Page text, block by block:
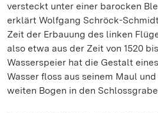
versteckt unter einer barocken
erklärt Wolfgang Schröck-
Zeit der Erbauung des linken
also etwa aus der Zeit von 1520 bis
Wasserspeier hat die Gestalt
Wasser floss aus seinem Maul
weiten Bogen in den